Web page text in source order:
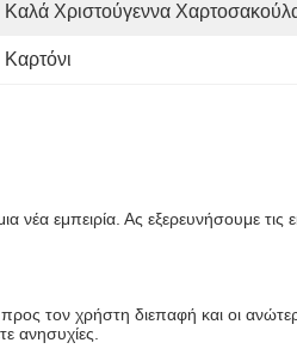
Καλά Χριστούγεννα
Καρτόνι
νέα εμπειρία. Ας εξερευνήσουμε τις
τον χρήστη διεπαφή και οι
ανησυχίες.